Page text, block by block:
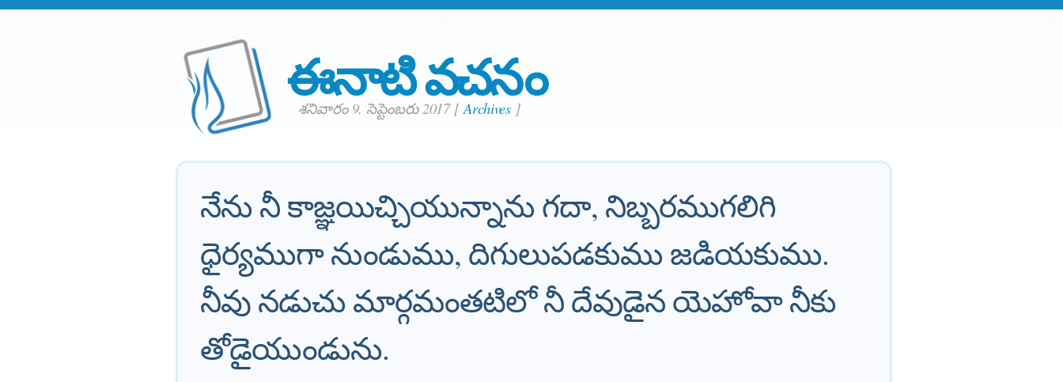
ఈనాటి వచనం
శనివారం 9. సెప్టెంబరు 2017 [Archives ]
నేను నీ కాజ్ఞయిచ్చియున్నాను గదా, నిబ్బరముగలిగి
ధైర్యముగా నుండుము, దిగులుపడకుము జడియకుము.
నీవు నడుచు మార్గమంతటిలో నీ దేవుడైన యెహోవా నీకు
తోడైయుండును.